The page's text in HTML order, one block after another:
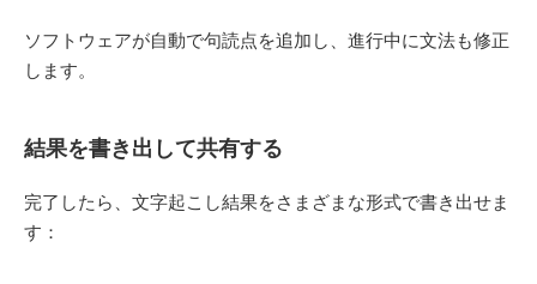
ソフトウェアが自動で句読点を追加し、進行中に文法も修正
します。
結果を書き出して共有する
完了したら、文字起こし結果をさまざまな形式で書き出せま
す：